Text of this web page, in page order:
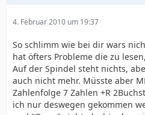
4. Februar 2010 um 19:37
So schlimm wie bei dir wars
hat öfters Probleme die zu
Auf der Spindel steht nichts,
auch nicht mehr. Müsste aber
Zahlenfolge 7 Zahlen +R
ich nur deswegen gekommen